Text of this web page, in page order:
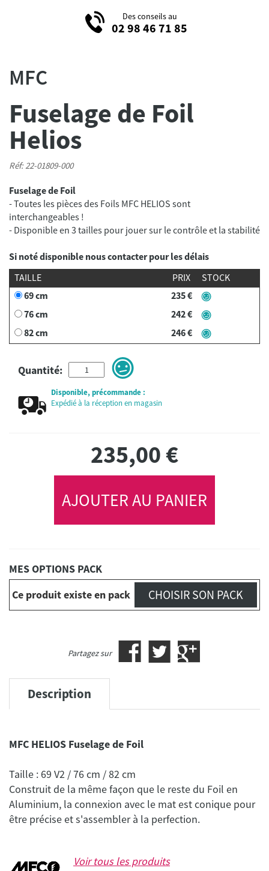
Des conseils au
02 98 46 71 85
MFC
Fuselage de Foil
Helios
Réf: 22-01809-000
Fuselage de Foil
- Toutes les pièces des Foils MFC HELIOS sont
interchangeables !
Si noté disponible nous contacter pour les délais
TAILLE
PRIX
STOCK
69 cm
235 €
76 cm
242 €
82 cm
246 €
Quantité:
Disponible, précommande :
Expédié à la réception en magasin
235,00€
AJOUTER AU PANIER
MES OPTIONS PACK
Ce produit existe en pack
CHOISIR SON PACK
Partagez sur
Description
MFC HELIOS Fuselage de Foil
Taille : 69 V2 / 76 cm / 82 cm
Construit de la même façon que le reste du Foil en
Aluminium, la connexion avec le mat est conique pour
être précise et s'assembler à la perfection.
Voir tous les produits